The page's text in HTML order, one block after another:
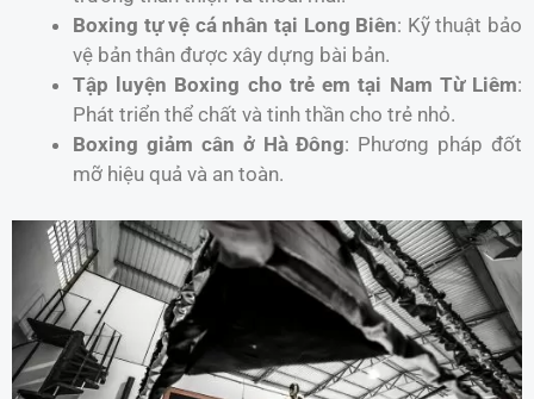
Boxing tự vệ cá nhân tại Long Biên: Kỹ thuật bảo
vệ bản thân được xây dựng bài bản.
Tập luyện Boxing cho trẻ em tại Nam Từ Liêm:
Phát triển thể chất và tinh thần cho trẻ nhỏ.
Boxing giảm cân ở Hà Đông: Phương pháp đốt
mỡ hiệu quả và an toàn.